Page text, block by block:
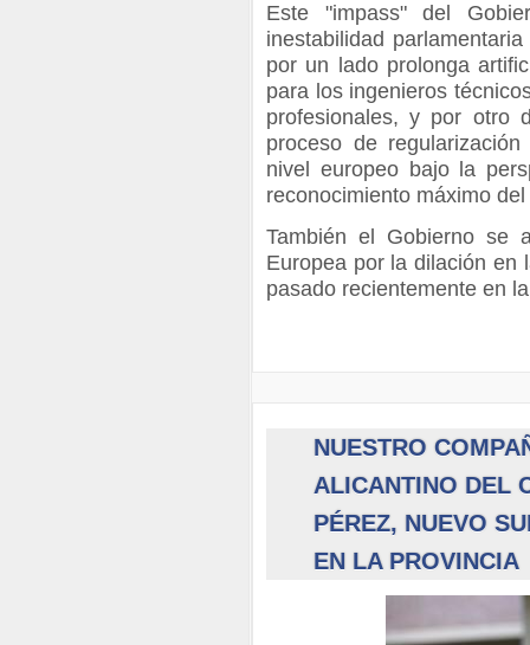
Este "impass" del
inestabilidad
por un lado prolonga
para los ingenieros
profesionales, y por otro
proceso de
nivel europeo bajo la
reconocimiento máximo
También el Gobierno se
Europea por la dilación en
pasado recientemente en
NUESTRO
ALICANTINO DEL
PÉREZ, NUEVO
EN LA PROVINCIA